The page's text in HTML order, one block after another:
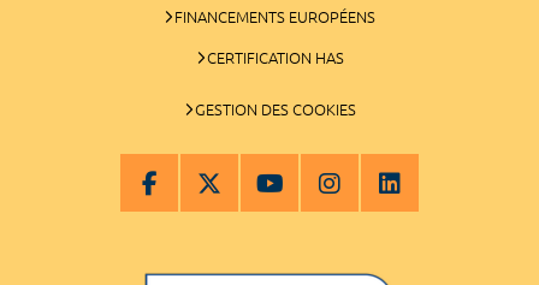
FINANCEMENTS EUROPÉENS
CERTIFICATION HAS
GESTION DES COOKIES